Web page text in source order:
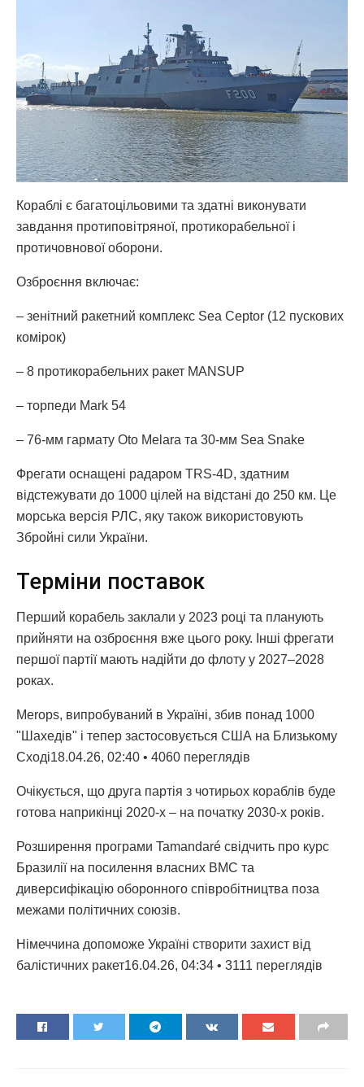
Кораблі є багатоцільовими та здатні виконувати
завдання протиповітряної, протикорабельної і
протичовнової оборони.
Озброєння включає:
– зенітний ракетний комплекс Sea Ceptor (12 пускових
комірок)
– 8 протикорабельних ракет MANSUP
– торпеди Mark 54
– 76-мм гармату Oto Melara та 30-мм Sea Snake
Фрегати оснащені радаром TRS-4D, здатним
відстежувати до 1000 цілей на відстані до 250 км. Це
морська версія РЛС, яку також використовують
Збройні сили України.
Терміни поставок
Перший корабель заклали у 2023 році та планують
прийняти на озброєння вже цього року. Інші фрегати
першої партії мають надійти до флоту у 2027–2028
роках.
Merops, випробуваний в Україні, збив понад 1000
"Шахедів" і тепер застосовується США на Близькому
Сході18.04.26, 02:40 • 4060 переглядiв
Очікується, що друга партія з чотирьох кораблів буде
готова наприкінці 2020-х – на початку 2030-х років.
Розширення програми Tamandaré свідчить про курс
Бразилії на посилення власних ВМС та
диверсифікацію оборонного співробітництва поза
межами політичних союзів.
Німеччина допоможе Україні створити захист від
балістичних ракет16.04.26, 04:34 • 3111 переглядiв